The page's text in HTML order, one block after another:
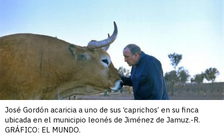
José Gordón acaricia a uno de sus ‘caprichos’ en su finca
ubicada en el municipio leonés de Jiménez de Jamuz.-R.
GRÁFICO: EL MUNDO.